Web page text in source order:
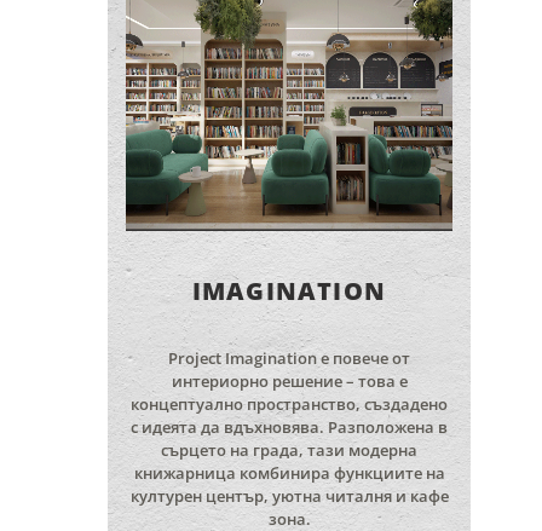
IMAGINATION
Project Imagination е повече от
интериорно решение – това е
концептуално пространство, създадено
с идеята да вдъхновява. Разположена в
сърцето на града, тази модерна
книжарница комбинира функциите на
културен център, уютна читалня и кафе
зона.